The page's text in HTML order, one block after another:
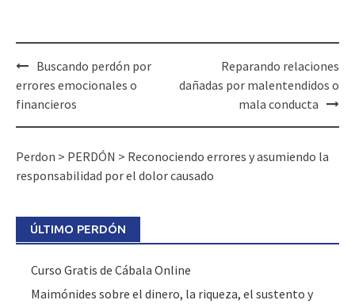
Post
navigation
Buscando perdón por
errores emocionales o
financieros
Reparando relaciones
dañadas por malentendidos o
mala conducta
Perdon > PERDÓN > Reconociendo errores y asumiendo la
responsabilidad por el dolor causado
ÚLTIMO PERDÓN
Curso Gratis de Cábala Online
Maimónides sobre el dinero, la riqueza, el sustento y